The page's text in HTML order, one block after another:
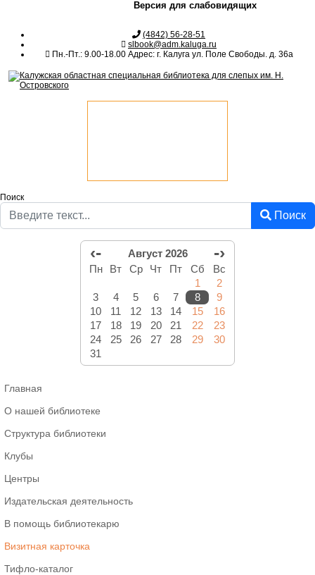
Версия для слабовидящих
(4842) 56-28-51
slbook@adm.kaluga.ru
Пн.-Пт.: 9.00-18.00 Адрес: г. Калуга ул. Поле Свободы. д. 36а
Поиск
Поиск
‹- Август 2026 -›
Пн Вт Ср Чт Пт Сб
Вс
1
2
3
4 5 6 7 8
9
10
11 12 13 14 15
16
17
18 19 20 21 22
23
24
25 26 27 28 29
30
31
Главная
О нашей библиотеке
Структура библиотеки
Клубы
Центры
Издательская деятельность
В помощь библиотекарю
Визитная карточка
Тифло-каталог